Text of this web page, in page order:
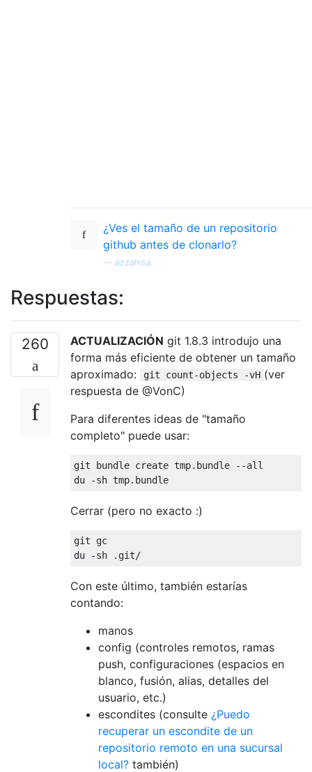
¿Ves el tamaño de un repositorio
github antes de clonarlo?
azzamsa
Respuestas:
260 ACTUALIZACIÓN git 1.8.3 introdujo una
forma más eficiente de obtener un tamaño
aproximado:
git count-objects -vH (ver
respuesta de @VonC)
Para diferentes ideas de "tamaño
completo" puede usar:
git bundle create tmp.bundle --all
Cerrar (pero no exacto :)
git gc
Con este último, también estarías
contando:
manos
config (controles remotos, ramas
push, configuraciones (espacios en
blanco, fusión, alias, detalles del
usuario, etc.)
escondites (consulte ¿Puedo
recuperar un escondite de un
repositorio remoto en una sucursal
local? también)